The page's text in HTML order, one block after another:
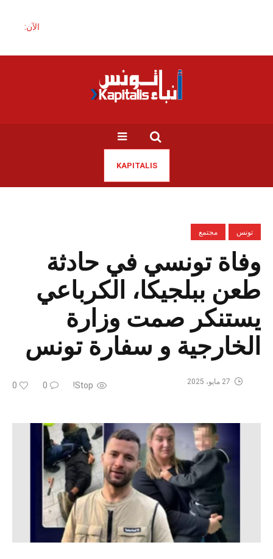
الآن:
KAPITALIS
تونس مجتمع
وفاة تونسي في حادثة
طعن ببلجيكا، الكرباعي
يستنكر صمت وزارة
الخارجية و سفارة تونس
Stop!
0
0 27 مايو، 2025